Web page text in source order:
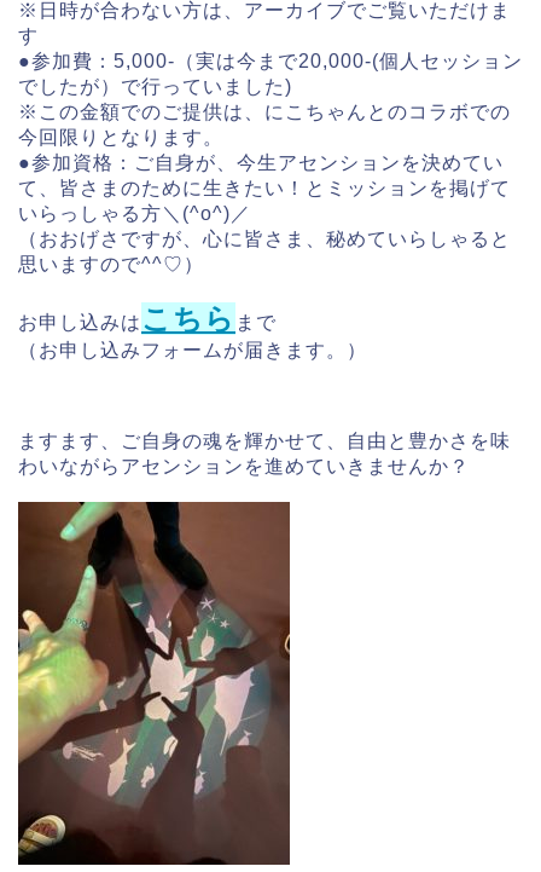
※日時が合わない方は、アーカイブでご覧いただけま
す
●参加費：5,000-（実は今まで20,000-(個人セッション
でしたが）で行っていました)
※この金額でのご提供は、にこちゃんとのコラボでの
今回限りとなります。
●参加資格：ご自身が、今生アセンションを決めてい
て、皆さまのために生きたい！とミッションを掲げて
いらっしゃる方＼(^o^)／
（おおげさですが、心に皆さま、秘めていらしゃると
思いますので^^♡）
お申し込みは こちら まで
（お申し込みフォームが届きます。）
ますます、ご自身の魂を輝かせて、自由と豊かさを味
わいながらアセンションを進めていきませんか？